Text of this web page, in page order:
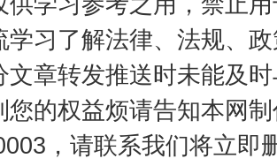
学习了解法律、法规、
文章转发推送时未能及
您的权益烦请告知本网
，请联系我们将立即